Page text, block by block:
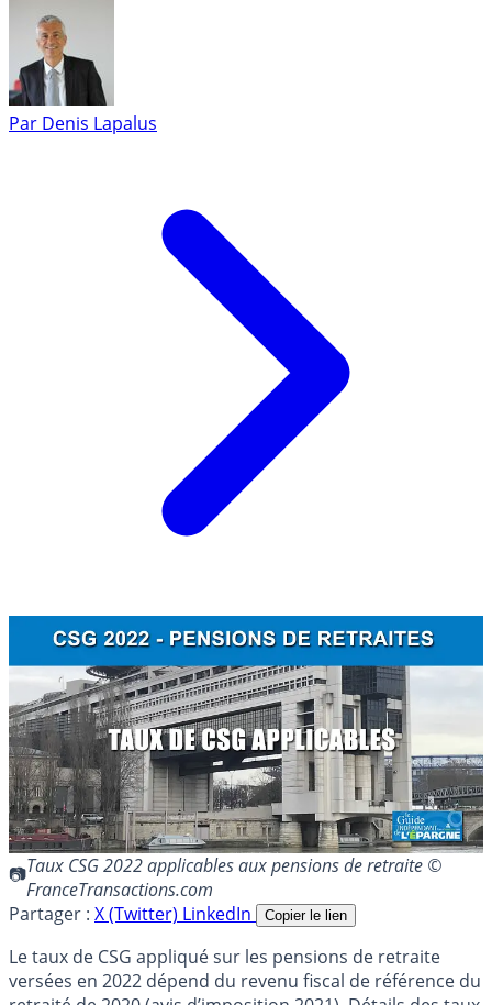
Par Denis Lapalus
Taux CSG 2022 applicables aux pensions de retraite ©
FranceTransactions.com
Partager : X (Twitter) LinkedIn Copier le lien
Le taux de CSG appliqué sur les pensions de retraite
versées en 2022 dépend du revenu fiscal de référence du